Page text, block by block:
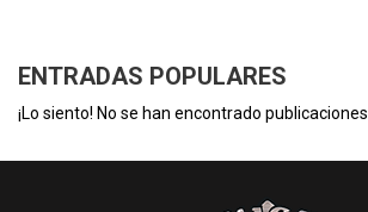
ENTRADAS POPULARES
¡Lo siento! No se han encontrado publicaciones.